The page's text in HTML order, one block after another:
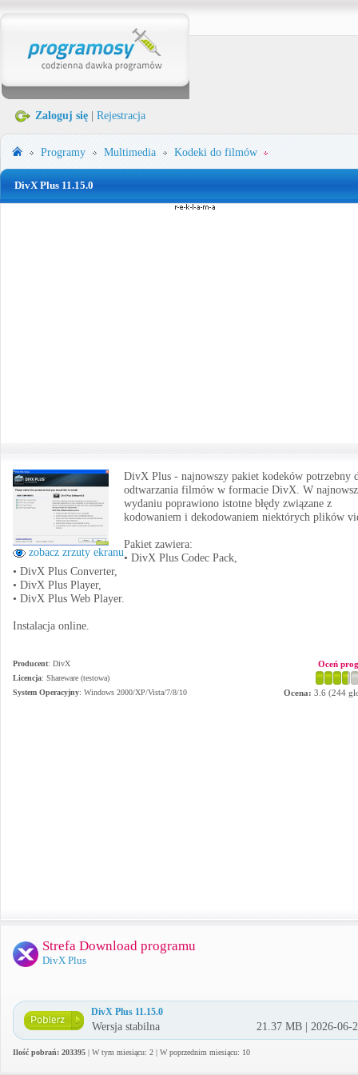
Zaloguj się Rejestracja
Programy Multimedia Kodeki do filmów
DivX Plus 11.15.0
zobacz zrzuty ekranu
DivX Plus - najnowszy pakiet kodeków potrzebny
odtwarzania filmów w formacie DivX. W
wydaniu poprawiono istotne błędy związane z
kodowaniem i dekodowaniem niektórych plików
Pakiet zawiera:
• DivX Plus Codec Pack,
• DivX Plus Converter,
• DivX Plus Player,
• DivX Plus Web Player.
Instalacja online.
Producent: DivX
Licencja: Shareware (testowa)
System Operacyjny: Windows 2000/XP/Vista/7/8/10
Oceń
Ocena: 3.6 (244
Strefa Download programu
DivX Plus
DivX Plus 11.15.0
Wersja stabilna 21.37 MB | 2026-06-
Ilość pobrań: 203395 | W tym miesiącu: 2 | W poprzednim miesiącu: 10